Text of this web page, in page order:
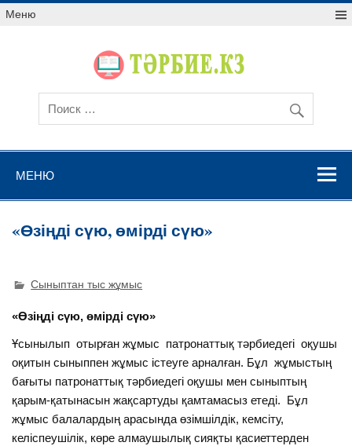
Меню
МЕНЮ
«Өзіңді сүю, өмірді сүю»
Сыныптан тыс жұмыс
«Өзіңді сүю, өмірді сүю»
Ұсынылып отырған жұмыс патронаттық тәрбиедегі оқушы
оқитын сыныппен жұмыс істеуге арналған. Бұл жұмыстың
бағыты патронаттық тәрбиедегі оқушы мен сыныптың
қарым-қатынасын жақсартуды қамтамасыз етеді. Бұл
жұмыс балалардың арасында өзімшілдік, кемсіту,
келіспеушілік, көре алмаушылық сияқты қасиеттерден